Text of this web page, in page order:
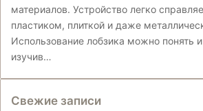
материалов. Устройство легко
пластиком, плиткой и даже
Использование лобзика можно понять
изучив…
Свежие записи